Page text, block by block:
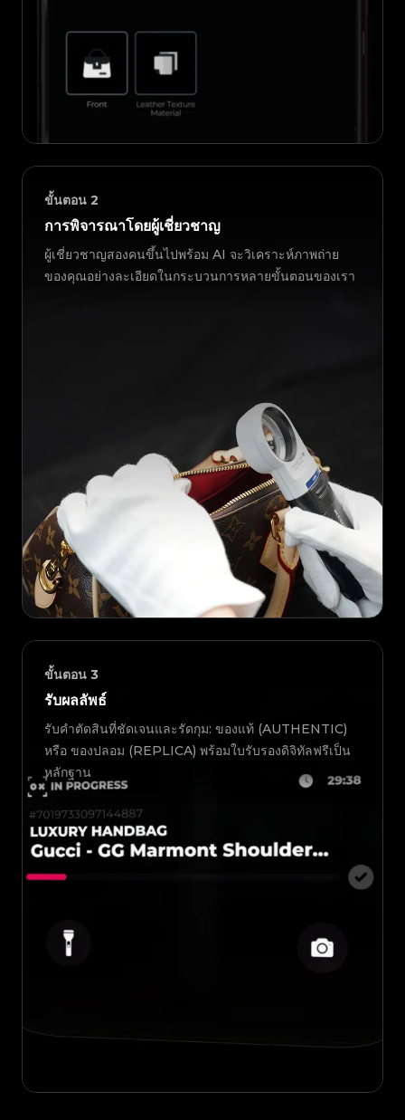
ขั้นตอน 2
การพิจารณาโดยผู้เชี่ยวชาญ
ผู้เชี่ยวชาญสองคนขึ้นไปพร้อม AI จะวิเคราะห์ภาพถ่าย
ของคุณอย่างละเอียดในกระบวนการหลายขั้นตอนของเรา
ขั้นตอน 3
รับผลลัพธ์
รับคำตัดสินที่ชัดเจนและรัดกุม: ของแท้ (AUTHENTIC)
หรือ ของปลอม (REPLICA) พร้อมใบรับรองดิจิทัลฟรีเป็น
หลักฐาน